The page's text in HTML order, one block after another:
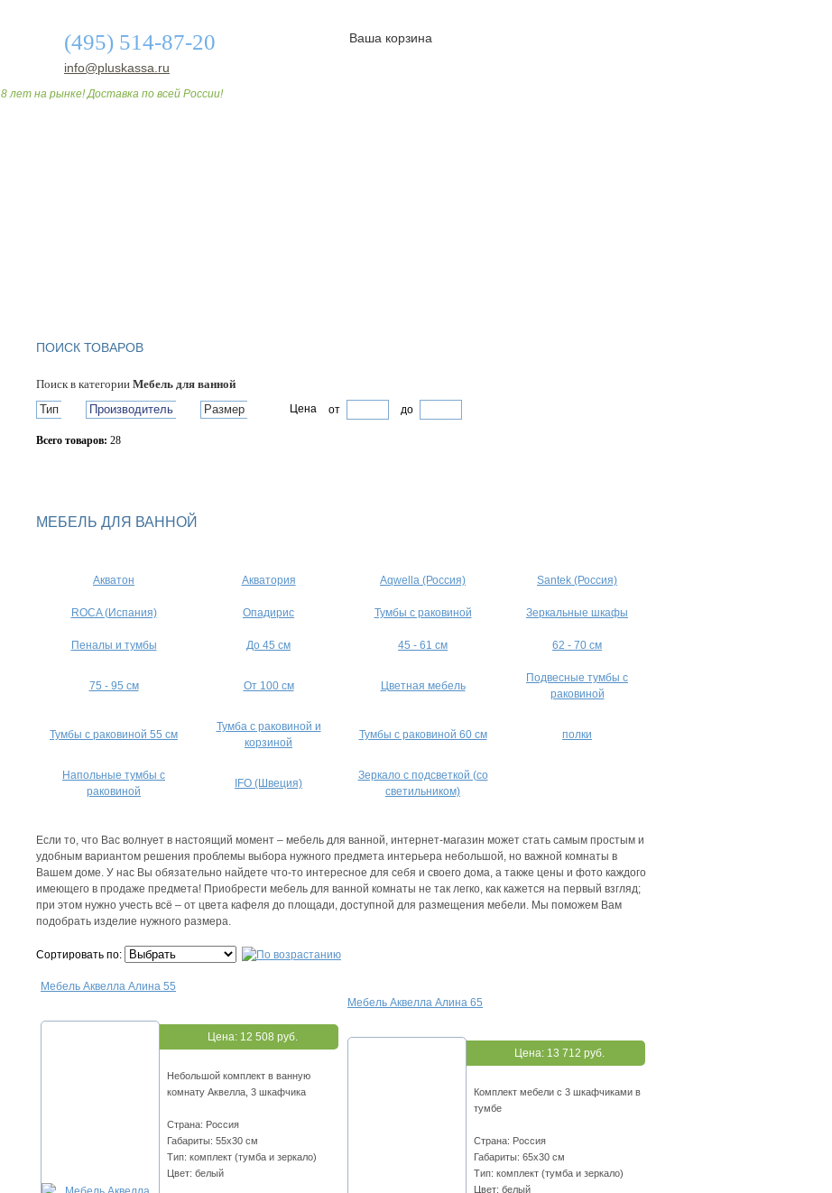
(495) 514-87-20
info@pluskassa.ru
8 лет на рынке! Доставка по всей России!
Ваша корзина
ПОИСК ТОВАРОВ
Поиск в категории Мебель для ванной
Тип
Производитель Размер Цена от до
Всего товаров: 28
МЕБЕЛЬ ДЛЯ ВАННОЙ
Акватон Акватория Aqwella (Россия) Santek (Россия)
ROCA (Испания) Опадирис Тумбы с раковиной Зеркальные шкафы
Пеналы и тумбы До 45 см 45 - 61 см 62 - 70 см
75 - 95 см От 100 см Цветная мебель
Подвесные тумбы с
раковиной
Тумбы с раковиной 55 см
Тумба с раковиной и
корзиной
Тумбы с раковиной 60 см полки
Напольные тумбы с
раковиной
IFO (Швеция)
Зеркало с подсветкой (со
светильником)
Если то, что Вас волнует в настоящий момент – мебель для ванной, интернет-магазин может стать самым простым и
удобным вариантом решения проблемы выбора нужного предмета интерьера небольшой, но важной комнаты в
Вашем доме. У нас Вы обязательно найдете что-то интересное для себя и своего дома, а также цены и фото каждого
имеющего в продаже предмета! Приобрести мебель для ванной комнаты не так легко, как кажется на первый взгляд;
при этом нужно учесть всё – от цвета кафеля до площади, доступной для размещения мебели. Мы поможем Вам
подобрать изделие нужного размера.
Сортировать по:
Мебель Аквелла Алина 55
Цена: 12 508 руб.
Небольшой комплект в ванную
комнату Аквелла, 3 шкафчика
Страна: Россия
Габариты: 55х30 см
Тип: комплект (тумба и зеркало)
Цвет: белый
Мебель Аквелла Алина 65
Цена: 13 712 руб.
Комплект мебели с 3 шкафчиками в
тумбе
Страна: Россия
Габариты: 65х30 см
Тип: комплект (тумба и зеркало)
Цвет: белый